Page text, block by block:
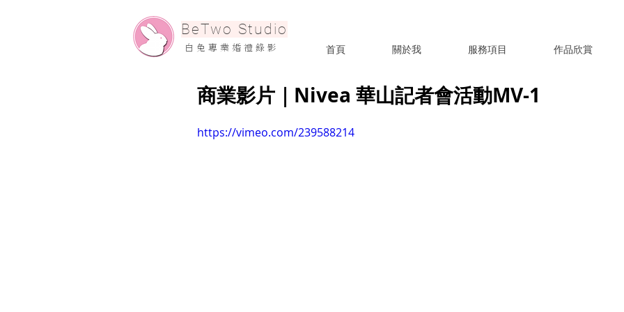
​BeTwo Studio
​白 兔 專 業 婚 禮 錄 影 首頁 關於我 服務項目 作品欣賞
商業影片｜Nivea 華山記者會活動MV-1
https://vimeo.com/239588214